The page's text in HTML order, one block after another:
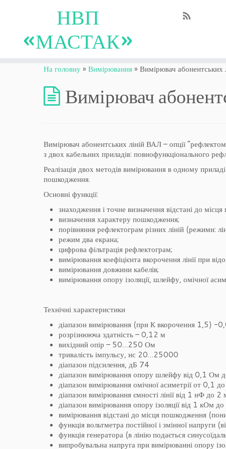
НВП
«МАСТАК»
На головну» Вимірювання» Вимірювач абонентських
Вимірювач
Вимірювач абонентських ліній ВАЛ – опції
з двох кабельних приладів: повнофункціонального
Реалізація двох методів вимірювання в одному
пошкодження.
Основні функції:
знаходження і точне визначення відстані до
визначення характеру пошкодження;
порівняння рефлектограм різних ліній (режими:
режим два екрана;
цифрова фільтрація рефлектограм;
вимірювання коефіцієнта вкорочення лінії при
вимірювання довжини кабелів;
вимірювання опору ізоляції, шлейфу, омічної
Технічні характеристики
діапазон вимірювання (при К вкорочення 1,5)
розрізнююча здатність – 0,12 м
вихідний опір – 50…250 Ом
тривалість імпульсу, нс 20…25000
діапазон підсилення, дБ 74
діапазон вимірювання опору шлейфу від 0,1
діапазон вимірювання омічної асиметрії от
діапазон вимірювання ємності лінії від 1 нФ до
діапазон вимірювання опору ізоляції від 1 кОм
вимірювання відстані до місця пошкодження
функція вольтметра постійної і змінної напруги
функція генератора (в лінію подається
випробувальна напруга при вимірюванні опору